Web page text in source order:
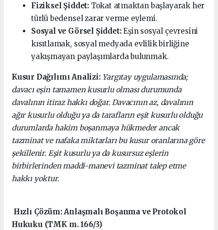
Fiziksel Şiddet:Tokat atmaktan başlayarak her
türlü bedensel zarar verme eylemi.
Sosyal ve Görsel Şiddet:Eşin sosyal çevresini
kısıtlamak, sosyal medyada evlilik birliğine
yakışmayan paylaşımlarda bulunmak.
Kusur Dağılımı Analizi: Yargıtay uygulamasında;
davacı eşin tamamen kusurlu olması durumunda
davalının itiraz hakkı doğar. Davacının az, davalının
ağır kusurlu olduğu ya da tarafların eşit kusurlu olduğu
durumlarda hakim boşanmaya hükmeder ancak
tazminat ve nafaka miktarları bu kusur oranlarına göre
şekillenir. Eşit kusurlu ya da kusursuz eşlerin
birbirlerinden maddi-manevi tazminat talep etme
hakkı yoktur.
Hızlı Çözüm: Anlaşmalı Boşanma ve Protokol
Hukuku (TMK m. 166/3)